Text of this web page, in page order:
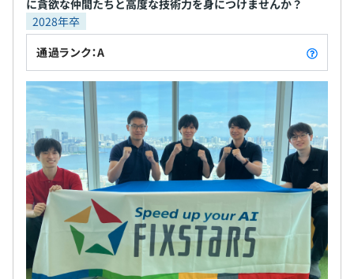
に貪欲な仲間たちと高度な技術力を身につけませんか？
2028年卒
通過ランク：A